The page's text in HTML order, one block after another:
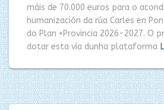
máis de 70.000 euros para o
humanización da rúa Carles en
do Plan +Provincia 2026-2027. O
dotar esta vía dunha plataforma